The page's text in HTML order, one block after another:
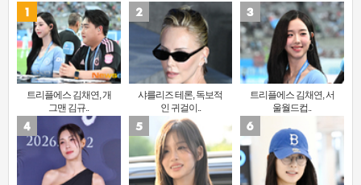
트리플에스 김채연, 개
그맨 김규..
샤를리즈 테론, 독보적
인 귀걸이..
트리플에스 김채연, 서
울월드컵..